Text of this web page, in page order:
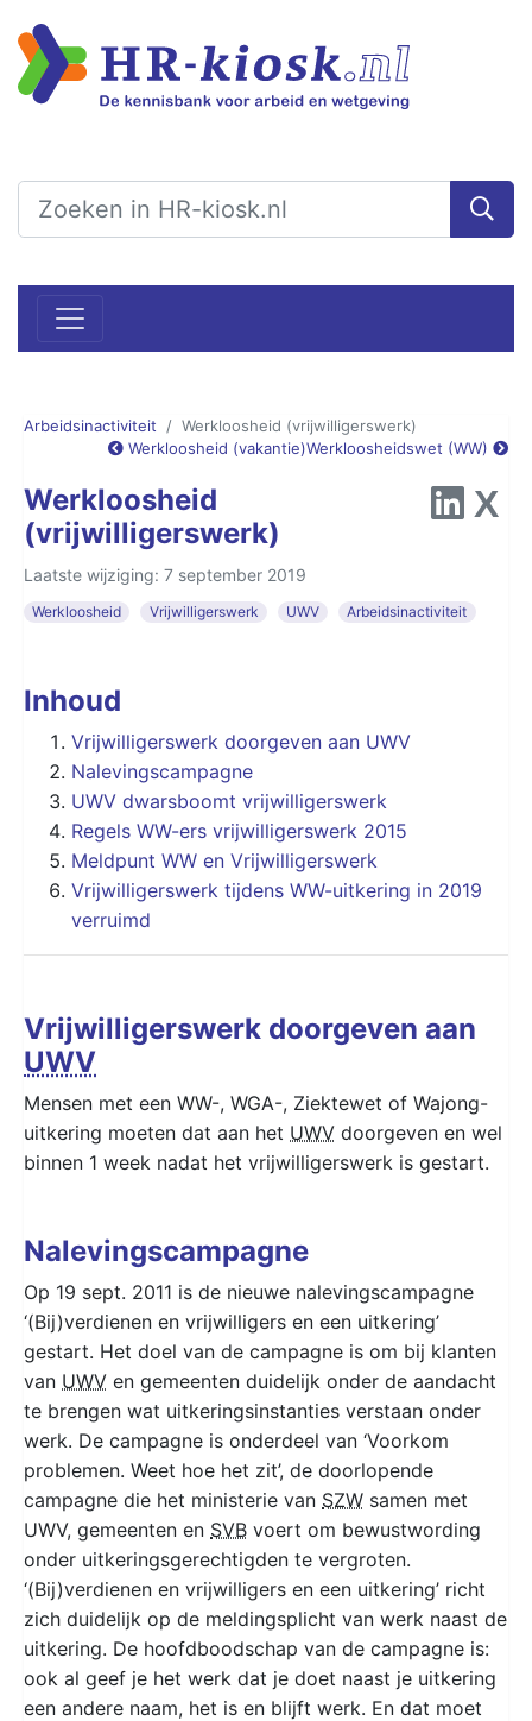
Arbeidsinactiviteit
Werkloosheid (vrijwilligerswerk)
Werkloosheid (vakantie)Werkloosheidswet (WW)
Werkloosheid
(vrijwilligerswerk)
Laatste wijziging: 7 september 2019
Werkloosheid Vrijwilligerswerk UWV Arbeidsinactiviteit
Inhoud
Vrijwilligerswerk doorgeven aan UWV
Nalevingscampagne
UWV dwarsboomt vrijwilligerswerk
Regels WW-ers vrijwilligerswerk 2015
Meldpunt WW en Vrijwilligerswerk
Vrijwilligerswerk tijdens WW-uitkering in 2019
verruimd
Vrijwilligerswerk doorgeven aan
UWV
Mensen met een WW-, WGA-, Ziektewet of Wajong-
uitkering moeten dat aan het UWV doorgeven en wel
binnen 1 week nadat het vrijwilligerswerk is gestart.
Nalevingscampagne
Op 19 sept. 2011 is de nieuwe nalevingscampagne
‘(Bij)verdienen en vrijwilligers en een uitkering’
gestart. Het doel van de campagne is om bij klanten
van UWV en gemeenten duidelijk onder de aandacht
te brengen wat uitkeringsinstanties verstaan onder
werk. De campagne is onderdeel van ‘Voorkom
problemen. Weet hoe het zit’, de doorlopende
campagne die het ministerie van SZW samen met
UWV, gemeenten en SVB voert om bewustwording
onder uitkeringsgerechtigden te vergroten.
‘(Bij)verdienen en vrijwilligers en een uitkering’ richt
zich duidelijk op de meldingsplicht van werk naast de
uitkering. De hoofdboodschap van de campagne is:
ook al geef je het werk dat je doet naast je uitkering
een andere naam, het is en blijft werk. En dat moet